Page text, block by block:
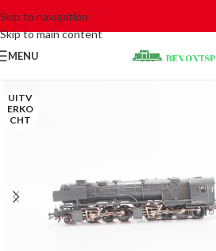
Skip to navigation
Skip to main content
MENU
UITV
ERKO
CHT